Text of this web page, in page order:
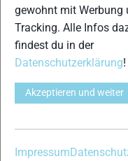
gewohnt mit Werbung
Tracking. Alle Infos
findest du in der
Datenschutzerklärung!
Akzeptieren und weiter
Impressum